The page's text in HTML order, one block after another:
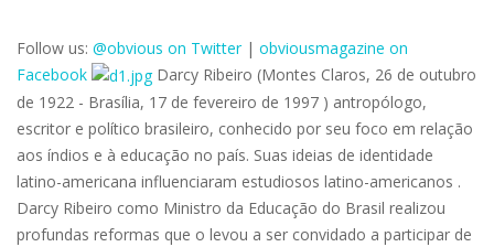
Follow us: @obvious on Twitter| obviousmagazine on
Facebook
Darcy Ribeiro (Montes Claros, 26 de outubro
de 1922 - Brasília, 17 de fevereiro de 1997 ) antropólogo,
escritor e político brasileiro, conhecido por seu foco em relação
aos índios e à educação no país. Suas ideias de identidade
latino-americana influenciaram estudiosos latino-americanos .
Darcy Ribeiro como Ministro da Educação do Brasil realizou
profundas reformas que o levou a ser convidado a participar de